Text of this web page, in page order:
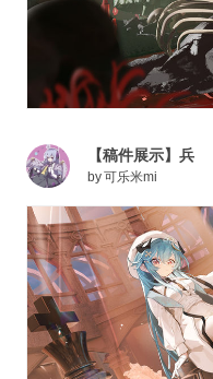
【稿件展示】兵
by可乐米mi